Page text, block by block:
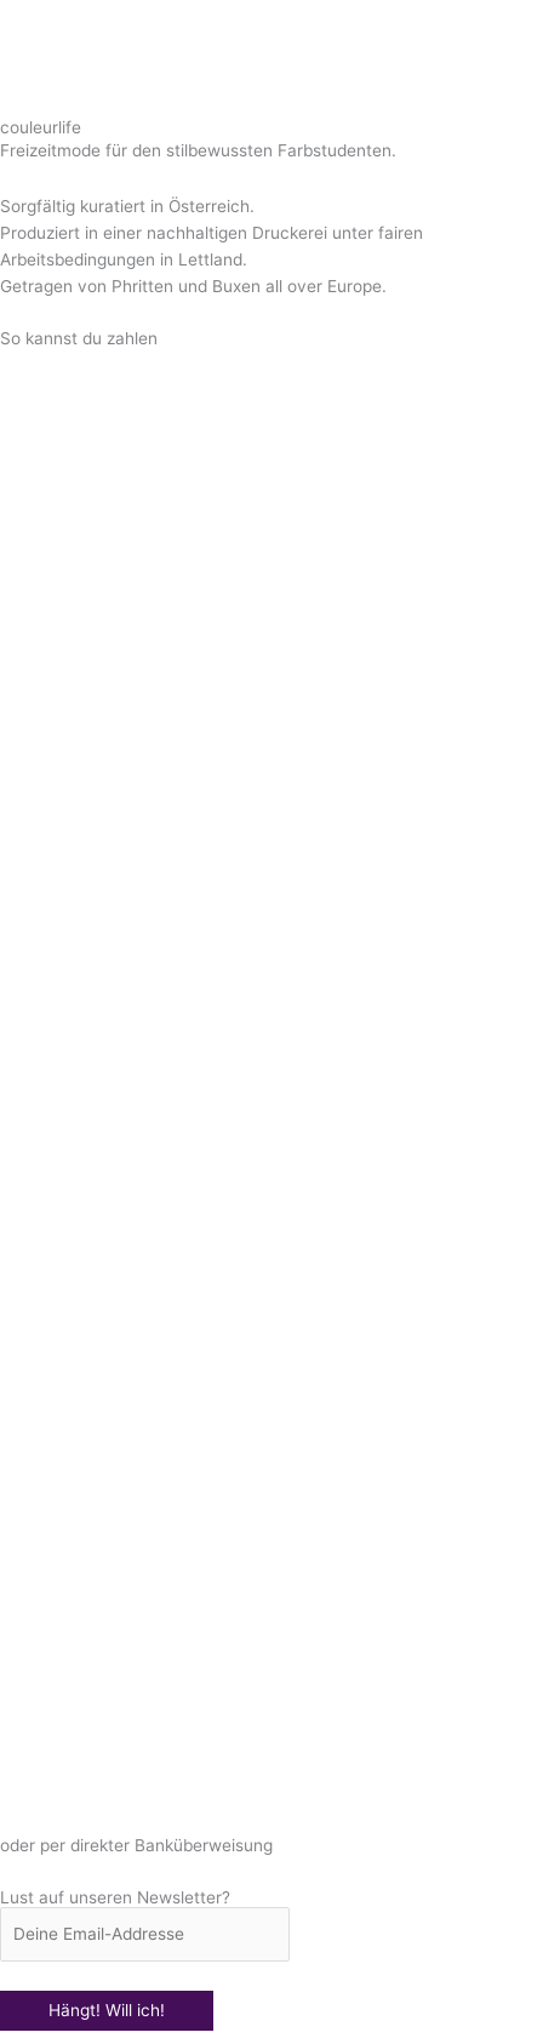
couleurlife
Freizeitmode für den stilbewussten Farbstudenten.
Sorgfältig kuratiert in Österreich.
Produziert in einer nachhaltigen Druckerei unter fairen
Arbeitsbedingungen in Lettland.
Getragen von Phritten und Buxen all over Europe.
So kannst du zahlen
oder per direkter Banküberweisung
Lust auf unseren Newsletter?